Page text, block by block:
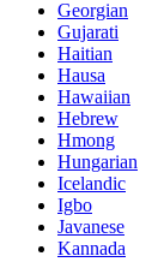
Georgian
Gujarati
Haitian
Hausa
Hawaiian
Hebrew
Hmong
Hungarian
Icelandic
Igbo
Javanese
Kannada